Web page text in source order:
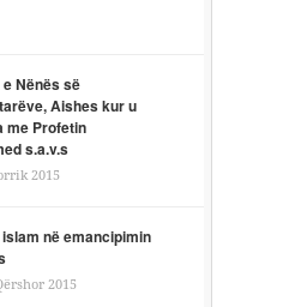
Nënës së
Aishes kur u
me Profetin
s.a.v.s
2015
në emancipimin
2015